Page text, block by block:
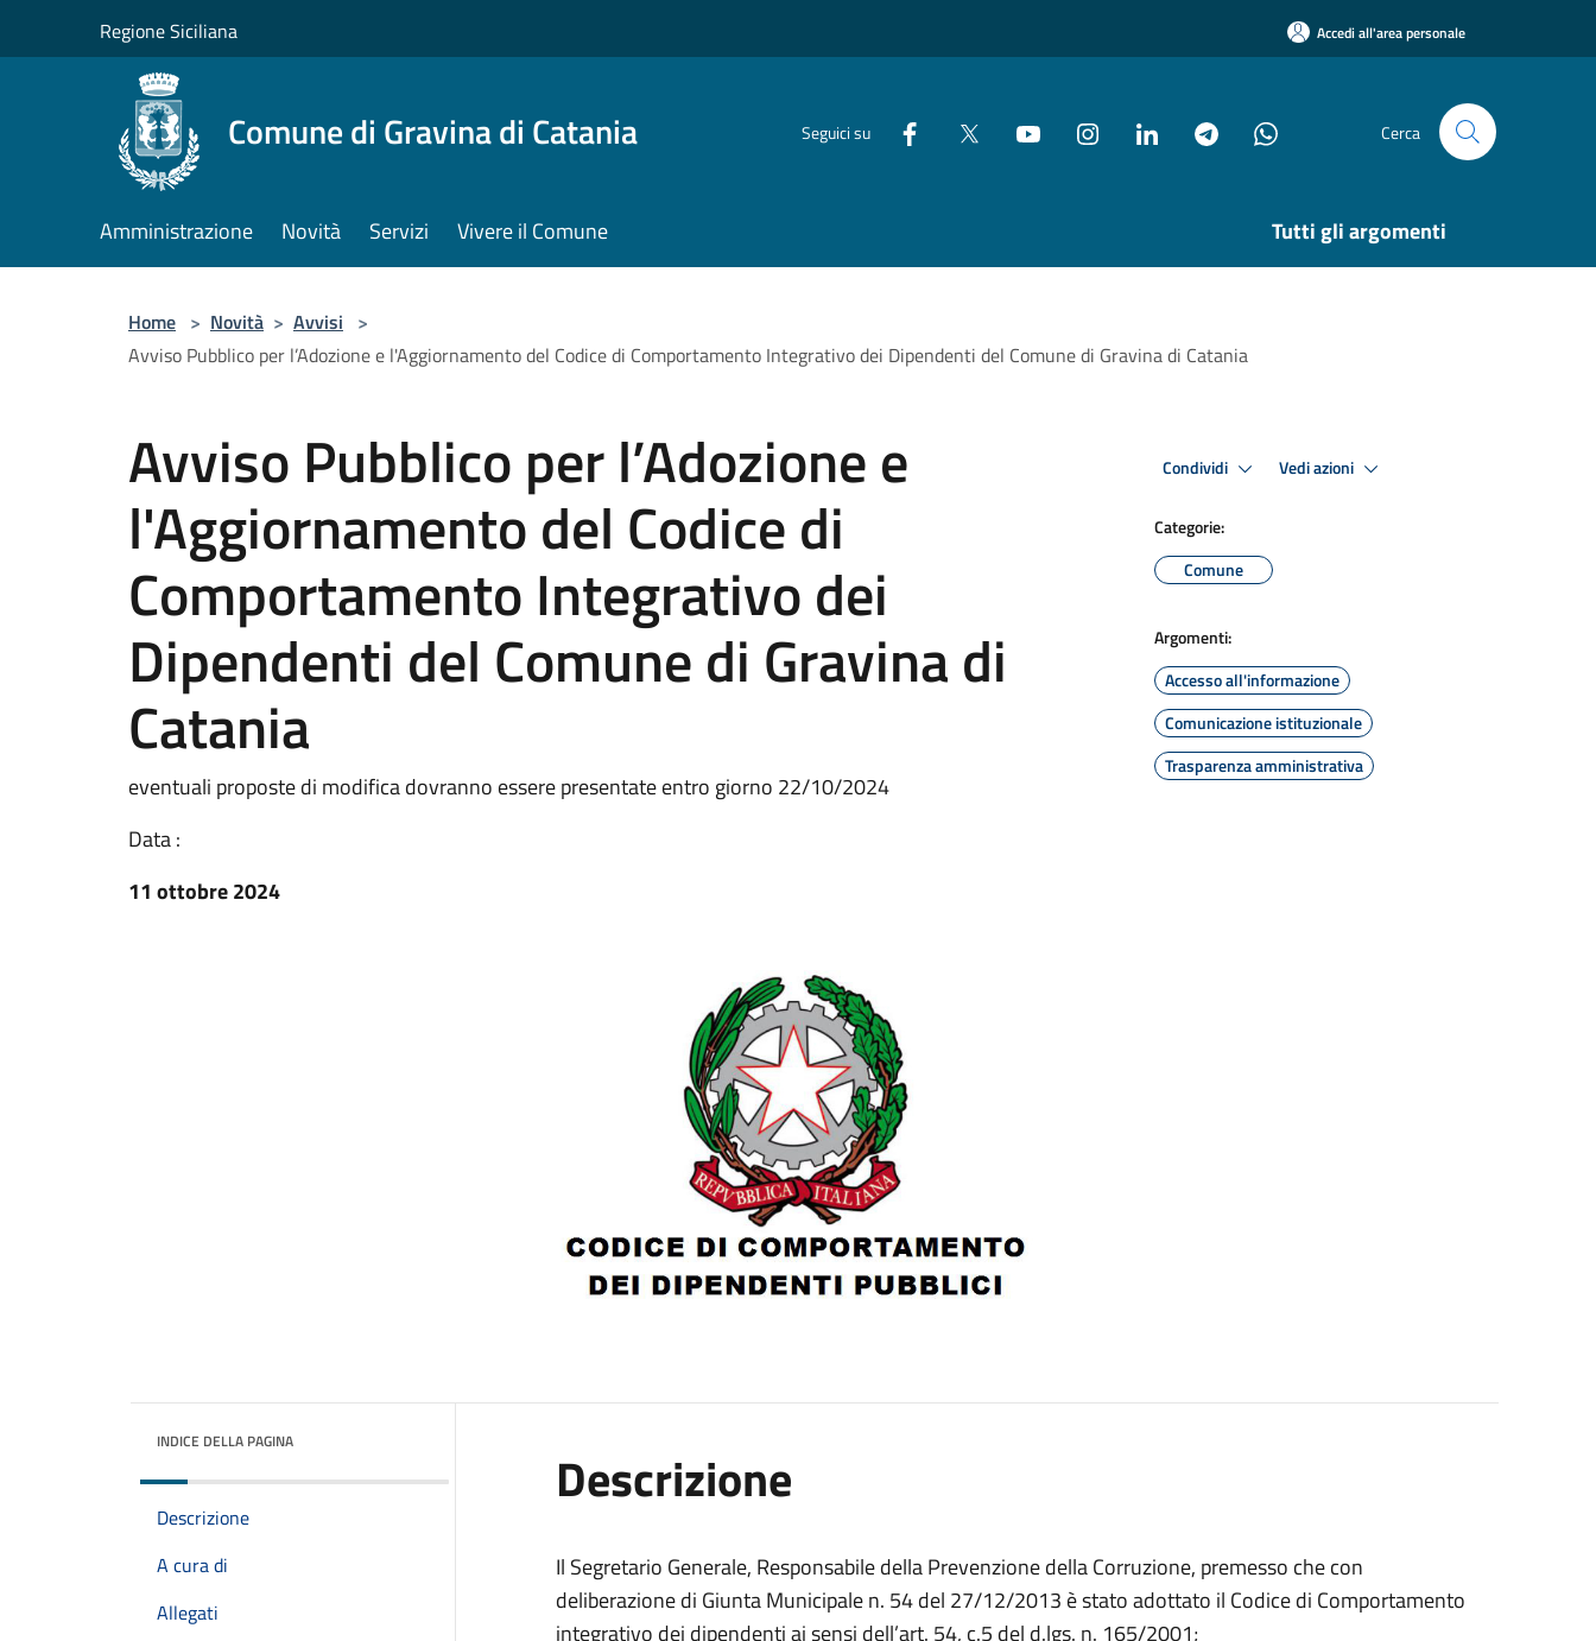
Regione Siciliana Accedi all'area personale
Comune di Gravina di Catania Seguici su Cerca
Amministrazione Novità Servizi Vivere il Comune Tutti gli argomenti
Home > Novità > Avvisi >
Avviso Pubblico per l’Adozione e l'Aggiornamento del Codice di Comportamento Integrativo dei Dipendenti del Comune di Gravina di Catania
Avviso Pubblico per l’Adozione e
l'Aggiornamento del Codice di
Comportamento Integrativo dei
Dipendenti del Comune di Gravina di
Catania
eventuali proposte di modifica dovranno essere presentate entro giorno 22/10/2024
Data :
11 ottobre 2024
Condividi Vedi azioni
Categorie:
Comune
Argomenti:
Accesso all'informazione
Comunicazione istituzionale
Trasparenza amministrativa
INDICE DELLA PAGINA
Descrizione
A cura di
Allegati
Descrizione
Il Segretario Generale, Responsabile della Prevenzione della Corruzione, premesso che con
deliberazione di Giunta Municipale n. 54 del 27/12/2013 è stato adottato il Codice di Comportamento
integrativo dei dipendenti ai sensi dell’art. 54, c.5 del d.lgs. n. 165/2001;